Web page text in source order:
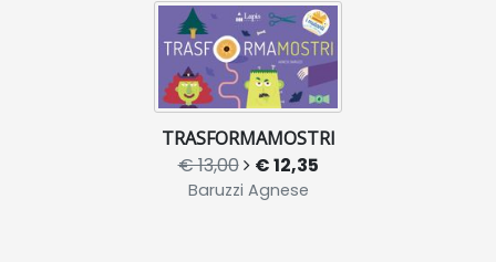
TRASFORMAMOSTRI
€ 13,00 € 12,35
Baruzzi Agnese